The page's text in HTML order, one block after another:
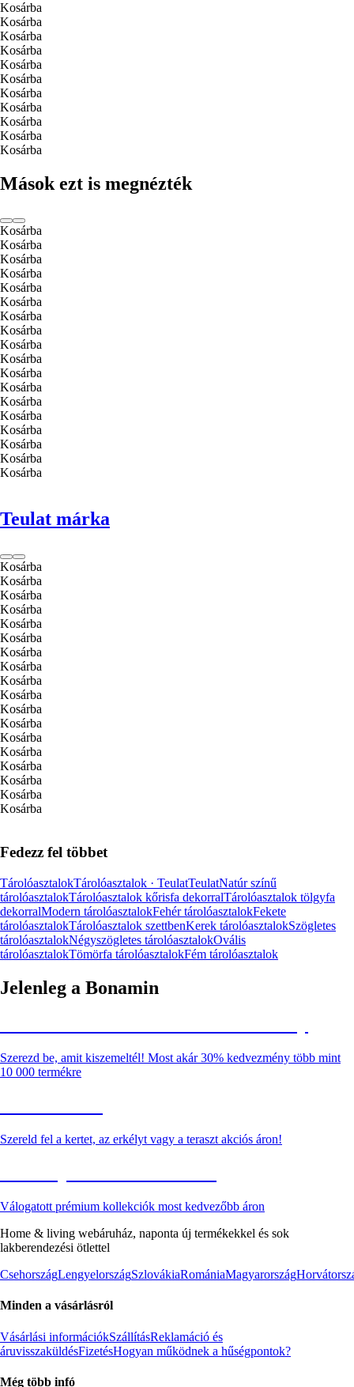
Kosárba
Kosárba
Kosárba
Kosárba
Kosárba
Kosárba
Kosárba
Kosárba
Kosárba
Kosárba
Kosárba
Mások ezt is megnézték
Kosárba
Kosárba
Kosárba
Kosárba
Kosárba
Kosárba
Kosárba
Kosárba
Kosárba
Kosárba
Kosárba
Kosárba
Kosárba
Kosárba
Kosárba
Kosárba
Kosárba
Kosárba
Teulat márka
Kosárba
Kosárba
Kosárba
Kosárba
Kosárba
Kosárba
Kosárba
Kosárba
Kosárba
Kosárba
Kosárba
Kosárba
Kosárba
Kosárba
Kosárba
Kosárba
Kosárba
Kosárba
Fedezz fel többet
TárolóasztalokTárolóasztalok · TeulatTeulatNatúr színű
tárolóasztalokTárolóasztalok kőrisfa dekorralTárolóasztalok tölgyfa
dekorralModern tárolóasztalokFehér tárolóasztalokFekete
tárolóasztalokTárolóasztalok szettbenKerek tárolóasztalokSzögletes
tárolóasztalokNégyszögletes tárolóasztalokOvális
tárolóasztalokTömörfa tárolóasztalokFém tárolóasztalok
Jelenleg a Bonamin
Szerezd be, amit kiszemeltél! Most akár 30% kedvezmény több mint
10 000 termékre
Szereld fel a kertet, az erkélyt vagy a teraszt akciós áron!
Válogatott prémium kollekciók most kedvezőbb áron
Home & living webáruház, naponta új termékekkel és sok
lakberendezési ötlettel
CsehországLengyelországSzlovákiaRomániaMagyarország
Minden a vásárlásról
Vásárlási információkSzállításReklamáció és
áruvisszaküldésFizetésHogyan működnek a hűségpontok?
Még több infó